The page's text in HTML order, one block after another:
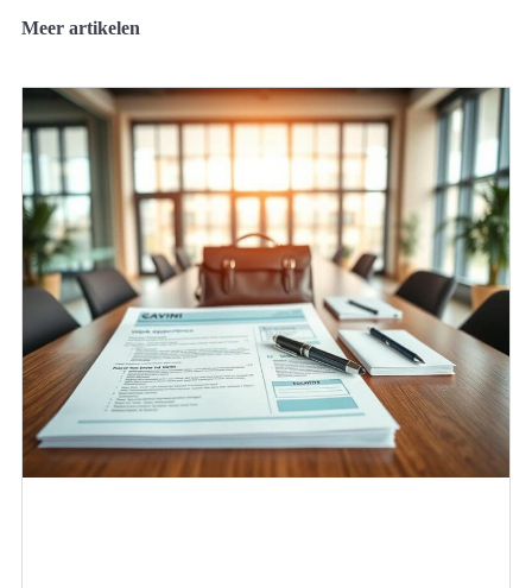
Meer artikelen